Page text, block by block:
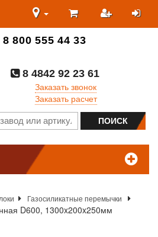
8 800 555 44 33
8 4842 92 23 61
Заказать звонок
Заказать расчет
Газосиликатные перемычки
D600, 1300x200x250мм